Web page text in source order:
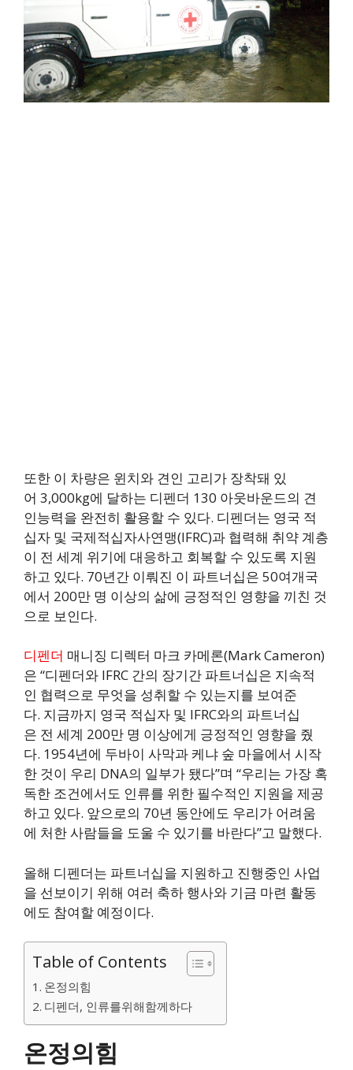
또한 이 차량은 윈치와 견인 고리가 장착돼 있
어 3,000kg에 달하는 디펜더 130 아웃바운드의 견
인능력을 완전히 활용할 수 있다. 디펜더는 영국 적
십자 및 국제적십자사연맹(IFRC)과 협력해 취약 계층
이 전 세계 위기에 대응하고 회복할 수 있도록 지원
하고 있다. 70년간 이뤄진 이 파트너십은 50여개국
에서 200만 명 이상의 삶에 긍정적인 영향을 끼친 것
으로 보인다.
디펜더 매니징 디렉터 마크 카메론(Mark Cameron)
은 “디펜더와 IFRC 간의 장기간 파트너십은 지속적
인 협력으로 무엇을 성취할 수 있는지를 보여준
다. 지금까지 영국 적십자 및 IFRC와의 파트너십
은 전 세계 200만 명 이상에게 긍정적인 영향을 줬
다. 1954년에 두바이 사막과 케냐 숲 마을에서 시작
한 것이 우리 DNA의 일부가 됐다”며 “우리는 가장 혹
독한 조건에서도 인류를 위한 필수적인 지원을 제공
하고 있다. 앞으로의 70년 동안에도 우리가 어려움
에 처한 사람들을 도울 수 있기를 바란다”고 말했다.
올해 디펜더는 파트너십을 지원하고 진행중인 사업
을 선보이기 위해 여러 축하 행사와 기금 마련 활동
에도 참여할 예정이다.
Table of Contents
온정의힘
디펜더, 인류를위해함께하다
온정의힘